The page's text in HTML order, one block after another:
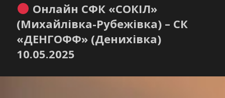
Онлайн СФК «СОКІЛ»
(Михайлівка-Рубежівка) – СК
«ДЕНГОФФ» (Денихівка)
10.05.2025